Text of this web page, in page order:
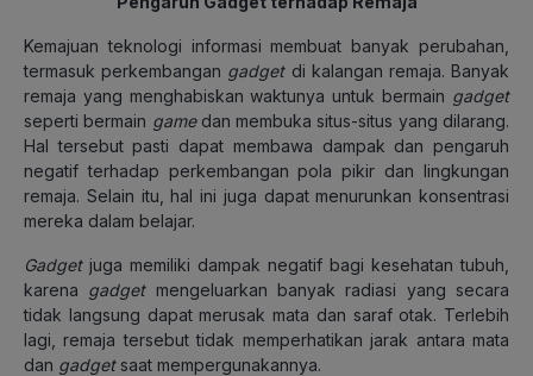
Kemajuan teknologi informasi membuat banyak perubahan,
termasuk perkembangan gadget di kalangan remaja. Banyak
remaja yang menghabiskan waktunya untuk bermain gadget
seperti bermain game dan membuka situs-situs yang dilarang.
Hal tersebut pasti dapat membawa dampak dan pengaruh
negatif terhadap perkembangan pola pikir dan lingkungan
remaja. Selain itu, hal ini juga dapat menurunkan konsentrasi
mereka dalam belajar.
Gadget juga memiliki dampak negatif bagi kesehatan tubuh,
karena gadget mengeluarkan banyak radiasi yang secara
tidak langsung dapat merusak mata dan saraf otak. Terlebih
lagi, remaja tersebut tidak memperhatikan jarak antara mata
dan gadget saat mempergunakannya.